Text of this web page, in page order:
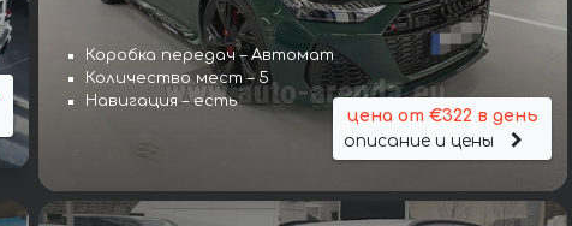
Коробка передач – Автомат
Количество мест – 5
Навигация – есть
цена от €322 в день
описание и цены